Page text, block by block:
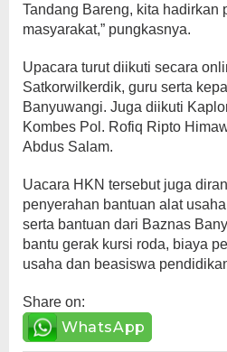
Tandang Bareng, kita hadirkan
masyarakat,” pungkasnya.
Upacara turut diikuti secara
Satkorwilkerdik, guru serta
Banyuwangi. Juga diikuti
Kombes Pol. Rofiq Ripto
Abdus Salam.
Uacara HKN tersebut juga
penyerahan bantuan alat
serta bantuan dari Baznas
bantu gerak kursi roda, biaya
usaha dan beasiswa
Share on:
WhatsApp